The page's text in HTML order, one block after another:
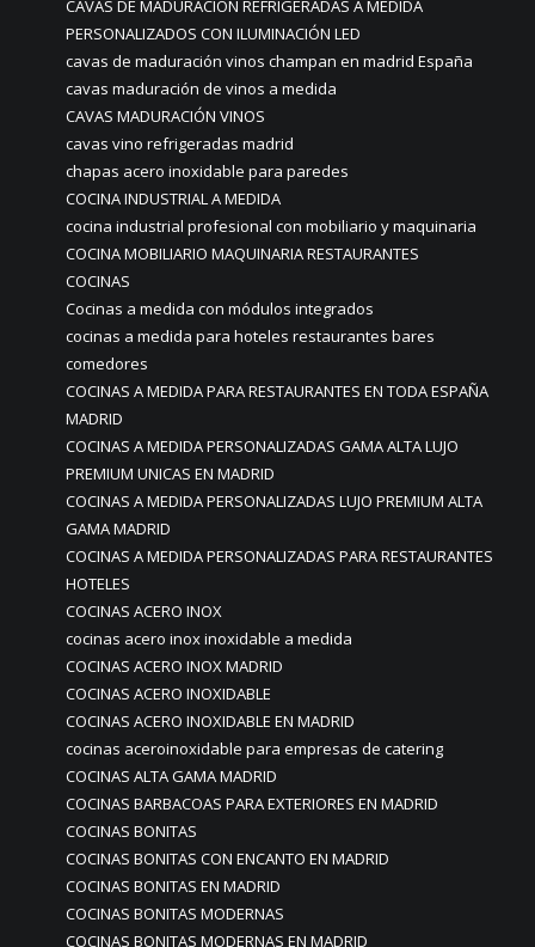
CAVAS DE MADURACIÓN REFRIGERADAS A MEDIDA
PERSONALIZADOS CON ILUMINACIÓN LED
cavas de maduración vinos champan en madrid España
cavas maduración de vinos a medida
CAVAS MADURACIÓN VINOS
cavas vino refrigeradas madrid
chapas acero inoxidable para paredes
COCINA INDUSTRIAL A MEDIDA
cocina industrial profesional con mobiliario y maquinaria
COCINA MOBILIARIO MAQUINARIA RESTAURANTES
COCINAS
Cocinas a medida con módulos integrados
cocinas a medida para hoteles restaurantes bares
comedores
COCINAS A MEDIDA PARA RESTAURANTES EN TODA ESPAÑA
MADRID
COCINAS A MEDIDA PERSONALIZADAS GAMA ALTA LUJO
PREMIUM UNICAS EN MADRID
COCINAS A MEDIDA PERSONALIZADAS LUJO PREMIUM ALTA
GAMA MADRID
COCINAS A MEDIDA PERSONALIZADAS PARA RESTAURANTES
HOTELES
COCINAS ACERO INOX
cocinas acero inox inoxidable a medida
COCINAS ACERO INOX MADRID
COCINAS ACERO INOXIDABLE
COCINAS ACERO INOXIDABLE EN MADRID
cocinas aceroinoxidable para empresas de catering
COCINAS ALTA GAMA MADRID
COCINAS BARBACOAS PARA EXTERIORES EN MADRID
COCINAS BONITAS
COCINAS BONITAS CON ENCANTO EN MADRID
COCINAS BONITAS EN MADRID
COCINAS BONITAS MODERNAS
COCINAS BONITAS MODERNAS EN MADRID